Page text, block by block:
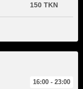
150 TKN
16:00 - 23:00